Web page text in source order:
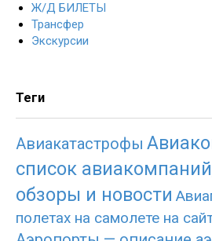
Ж/Д БИЛЕТЫ
Трансфер
Экскурсии
Теги
Авиакатастрофы
список
обзоры и новости
полетах на самолете на